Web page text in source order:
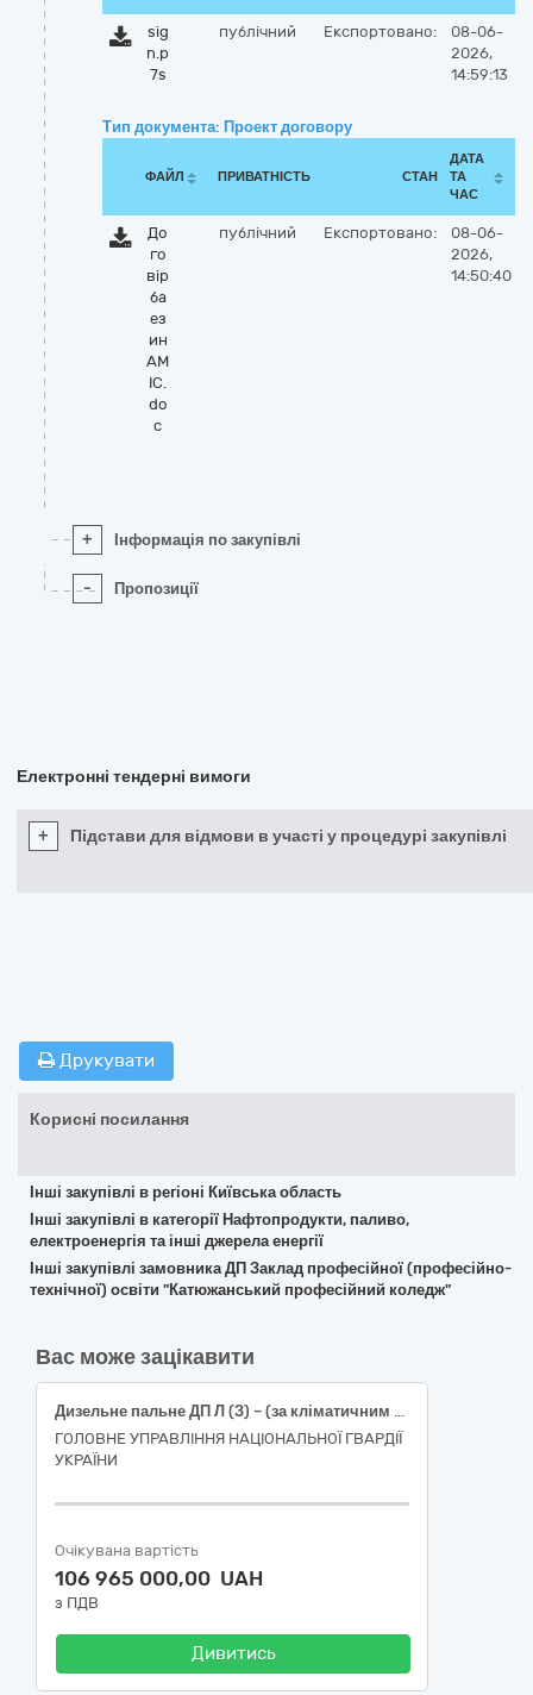
sig
n.p
7s
публічний Експортовано:
08-06-
2026,
14:59:13
Тип документа: Проект договору
ФАЙЛ ПРИВАТНІСТЬ СТАН
ДАТА
ТА
ЧАС
До
го
вір
ба
ез
ин
АМ
ІС.
do
c
публічний Експортовано:
08-06-
2026,
14:50:40
+ Інформація по закупівлі
- Пропозиції
Електронні тендерні вимоги
+ Підстави для відмови в участі у процедурі закупівлі
Друкувати
Корисні посилання
Інші закупівлі в регіоні Київська область
Інші закупівлі в категорії Нафтопродукти, паливо,
електроенергія та інші джерела енергії
Інші закупівлі замовника ДП Заклад професійної (професійно-
технічної) освіти "Катюжанський професійний коледж"
Вас може зацікавити
Дизельне пальне ДП Л (З) – (за кліматичним використанням по сезону) Євро 5 - В0 в талонах
ГОЛОВНЕ УПРАВЛІННЯ НАЦІОНАЛЬНОЇ ГВАРДІЇ
УКРАЇНИ
Очікувана вартість
106 965 000,00 UAH
з ПДВ
Дивитись